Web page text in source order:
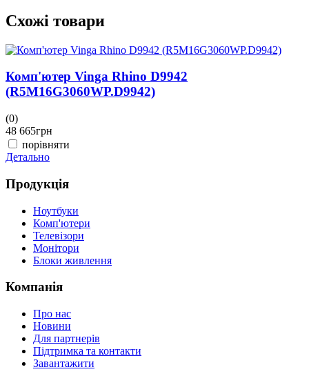
Схожі товари
Комп'ютер Vinga Rhino D9942
(R5M16G3060WP.D9942)
(0)
48 665грн
порівняти
Детально
Продукція
Ноутбуки
Комп'ютери
Телевізори
Монітори
Блоки живлення
Компанія
Про нас
Новини
Для партнерів
Підтримка та контакти
Завантажити